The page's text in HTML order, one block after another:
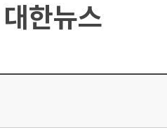
대한뉴스